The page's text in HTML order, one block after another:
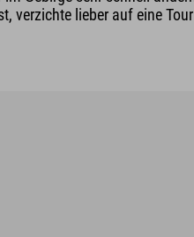
verzichte lieber auf eine